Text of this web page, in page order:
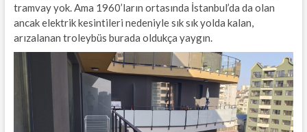
tramvay yok. Ama 1960’ların ortasında İstanbul’da da olan
ancak elektrik kesintileri nedeniyle sık sık yolda kalan,
arızalanan troleybüs burada oldukça yaygın.